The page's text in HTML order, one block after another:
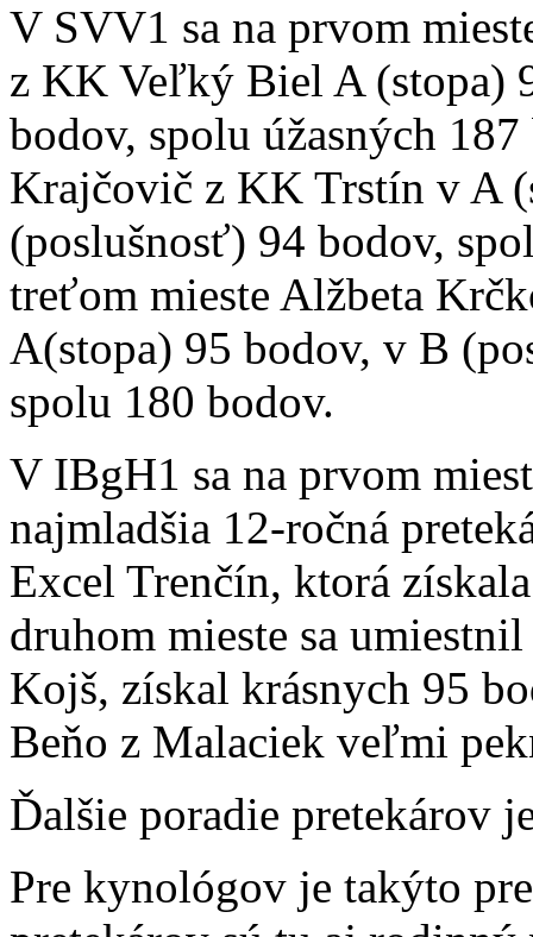
V SVV1 sa na prvom
z KK Veľký Biel A (stopa)
bodov, spolu úžasných
Krajčovič z KK Trstín v A
(poslušnosť) 94 bodov,
treťom mieste Alžbeta
A(stopa) 95 bodov, v B
spolu 180 bodov.
V IBgH1 sa na prvom
najmladšia 12-ročná
Excel Trenčín, ktorá
druhom mieste sa
Kojš, získal krásnych 95
Beňo z Malaciek veľmi
Ďalšie poradie pretekárov
Pre kynológov je takýto